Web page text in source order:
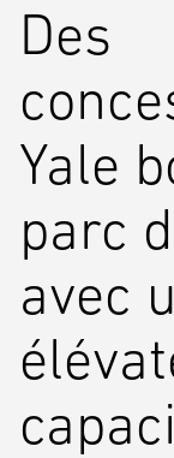
Des
Yale
parc
avec